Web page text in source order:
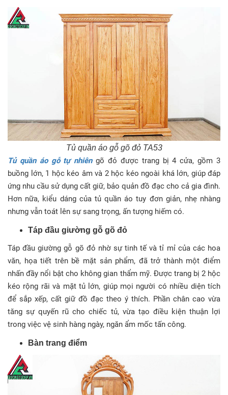
Tủ quần áo gỗ gõ đỏ TA53
Tủ quần áo gỗ tự nhiêngõ đỏ được trang bị 4 cửa, gồm 3
buồng lớn, 1 hộc kéo âm và 2 hộc kéo ngoài khá lớn, giúp đáp
ứng nhu cầu sử dụng cất giữ, bảo quản đồ đạc cho cả gia đình.
Hơn nữa, kiểu dáng của tủ quần áo tuy đơn giản, nhẹ nhàng
nhưng vẫn toát lên sự sang trọng, ấn tượng hiếm có.
Táp đầu giường gỗ gõ đỏ
Táp đầu giường gỗ gõ đỏ nhờ sự tinh tế và tỉ mỉ của các hoa
văn, họa tiết trên bề mặt sản phẩm, đã trở thành một điểm
nhấn đầy nổi bật cho không gian thẩm mỹ. Được trang bị 2 hộc
kéo rộng rãi và mặt tủ lớn, giúp mọi người có nhiều diện tích
để sắp xếp, cất giữ đồ đạc theo ý thích. Phần chân cao vừa
tăng sự quyến rũ cho chiếc tủ, vừa tạo điều kiện thuận lợi
trong việc vệ sinh hàng ngày, ngăn ẩm mốc tấn công.
Bàn trang điểm